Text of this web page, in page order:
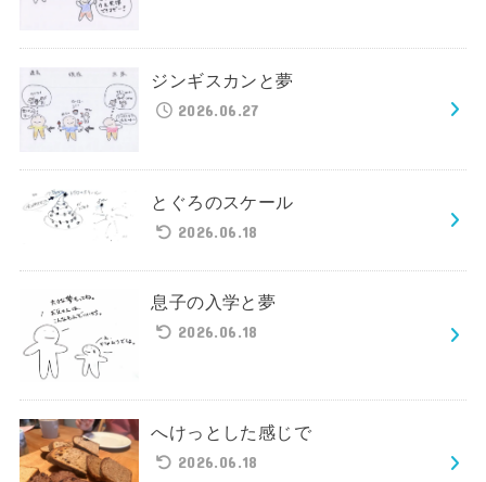
ジンギスカンと夢
2026.06.27
とぐろのスケール
2026.06.18
息子の入学と夢
2026.06.18
へけっとした感じで
2026.06.18